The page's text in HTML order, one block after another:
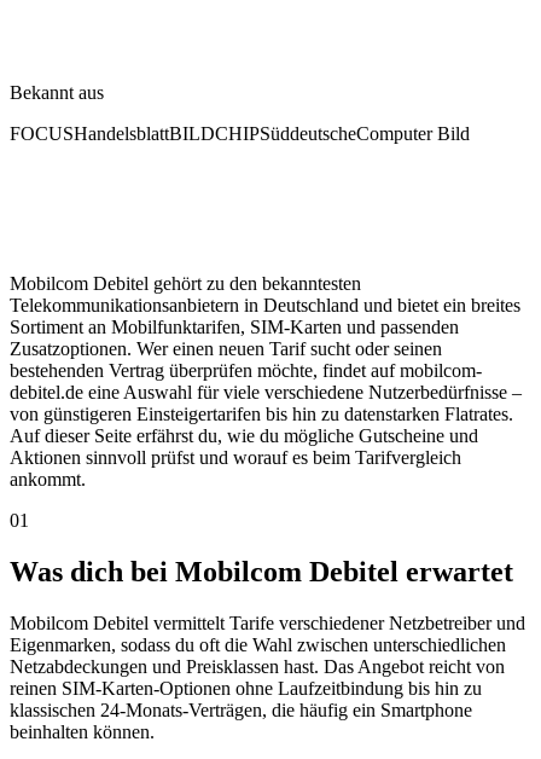
Bekannt aus
FOCUSHandelsblattBILDCHIPSüddeutscheComputer Bild
Mobilcom Debitel gehört zu den bekanntesten
Telekommunikationsanbietern in Deutschland und bietet ein breites
Sortiment an Mobilfunktarifen, SIM-Karten und passenden
Zusatzoptionen. Wer einen neuen Tarif sucht oder seinen
bestehenden Vertrag überprüfen möchte, findet auf mobilcom-
debitel.de eine Auswahl für viele verschiedene Nutzerbedürfnisse –
von günstigeren Einsteigertarifen bis hin zu datenstarken Flatrates.
Auf dieser Seite erfährst du, wie du mögliche Gutscheine und
Aktionen sinnvoll prüfst und worauf es beim Tarifvergleich
ankommt.
01
Was dich bei Mobilcom Debitel erwartet
Mobilcom Debitel vermittelt Tarife verschiedener Netzbetreiber und
Eigenmarken, sodass du oft die Wahl zwischen unterschiedlichen
Netzabdeckungen und Preisklassen hast. Das Angebot reicht von
reinen SIM-Karten-Optionen ohne Laufzeitbindung bis hin zu
klassischen 24-Monats-Verträgen, die häufig ein Smartphone
beinhalten können.